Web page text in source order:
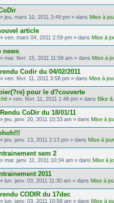
» jeu. mars 10, 2011 3:49 pm » dans Mise à
article
» ven. mars 04, 2011 2:59 pm » dans Mise à
news
» mar. févr. 15, 2011 11:58 am » dans Mise à
Codir du 04/02/2011
» ven. févr. 11, 2011 3:58 pm » dans Mise à
pour le d?couverte
» ven. févr. 11, 2011 1:48 pm » dans Bike
CoDir du 18/01/11
» jeu. janv. 20, 2011 10:33 am » dans Mise à
» jeu. janv. 13, 2011 2:13 pm » dans Mise à
sem 2
» mar. janv. 11, 2011 10:34 am » dans Mise à
2011
» lun. janv. 03, 2011 11:30 am » dans Mise à
CODIR du 17dec
» lun. janv. 03, 2011 10:58 am » dans Mise à